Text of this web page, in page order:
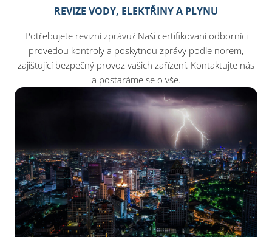
REVIZE VODY, ELEKTŘINY A PLYNU
Potřebujete revizní zprávu? Naši certifikovaní odborníci
provedou kontroly a poskytnou zprávy podle norem,
zajišťující bezpečný provoz vašich zařízení. Kontaktujte nás
a postaráme se o vše.